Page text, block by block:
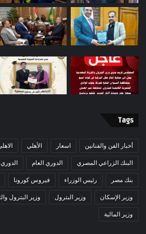
Tags
أخبار الفن والفنانين اسعار الأهلي
البنك الزراعي المصري الدوري العام
بنك مصر رئيس الوزراء فيروس كورونا
وزير الإسكان وزير البترول وزير البترول
وزير المالية